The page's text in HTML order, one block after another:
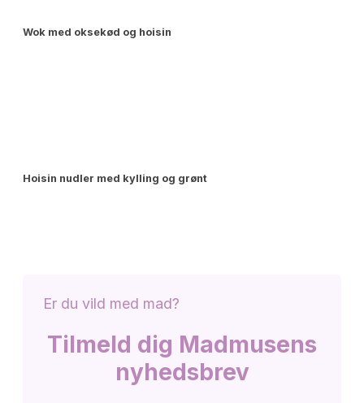
Wok med oksekød og hoisin
Hoisin nudler med kylling og grønt
Er du vild med mad?
Tilmeld dig Madmusens
nyhedsbrev